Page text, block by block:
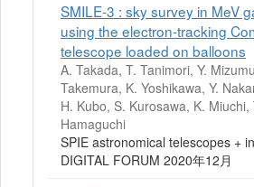
SMILE-3 : sky survey in MeV
using the electron-tracking
telescope loaded on balloons
A. Takada, T. Tanimori, Y.
Takemura, K. Yoshikawa, Y.
H. Kubo, S. Kurosawa, K. Miuchi,
Hamaguchi
SPIE astronomical telescopes +
DIGITAL FORUM 2020年12月